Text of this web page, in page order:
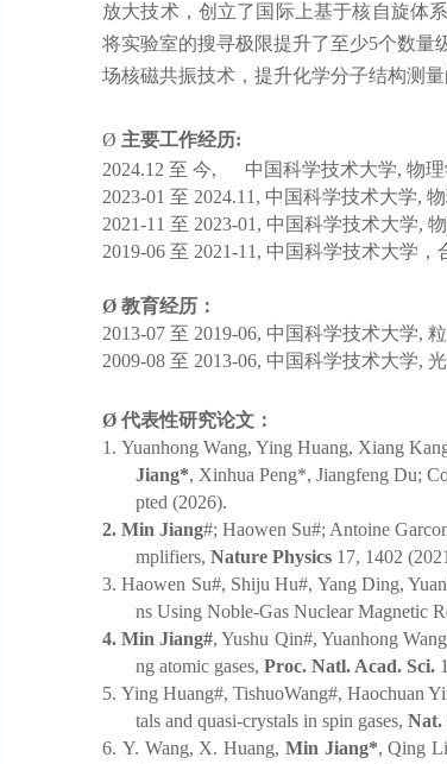
放大技术， 创立了 国际上基于核自旋体
将实验室的搜寻极限提升了至少5个数量
场核磁共振技术，提升化学分子结构测
Ø 主要工作经历:
2024.12 至 今, 中国科学技术大学, 物
2023-01 至 2024.11, 中国科学技术大学,
2021-11 至 2023-01, 中国科学技术大学,
2019-06 至 2021-11, 中国科学技术大学，
Ø 教育经历 ：
2013-07 至 2019-06, 中国科学技术大学,
2009-08 至 2013-06, 中国科学技术大学,
Ø 代表性研究论文 ：
1.Yuanhong Wang, Ying Huang, Xiang
Jiang*, Xinhua Peng*, Jiangfeng Du;
pted (2026).
2. Min Jiang#; Haowen Su#; Antoine
mplifiers, Nature Physics 17, 1402
3.Haowen Su#, Shiju Hu#, Yang Ding,
ns Using Noble-Gas Nuclear Magnetic
4.Min Jiang#, Yushu Qin#, Yuanhong
ng atomic gases, Proc. Natl. Acad. Sci.
5.Ying Huang#, TishuoWang#, Haochuan
tals and quasi-crystals in spin gases, Nat.
6. Y. Wang, X. Huang, Min Jiang*, Qing